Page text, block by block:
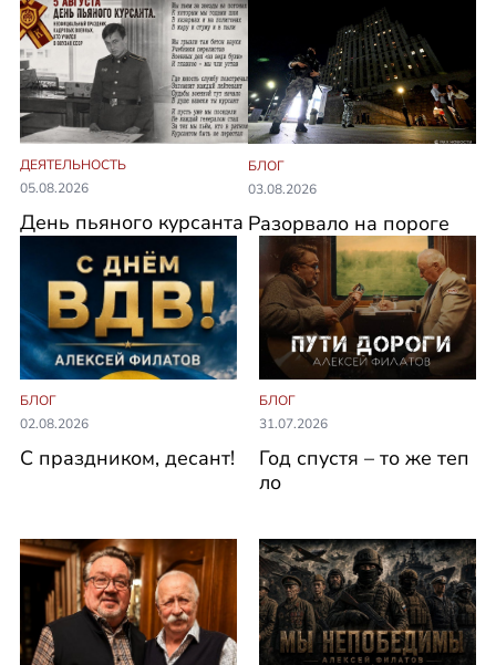
ДЕЯТЕЛЬНОСТЬ
05.08.2026
День пьяного курсанта
БЛОГ
03.08.2026
Разорвало на пороге
БЛОГ
02.08.2026
С праздником, десант!
БЛОГ
31.07.2026
Год спустя – то же теп
ло